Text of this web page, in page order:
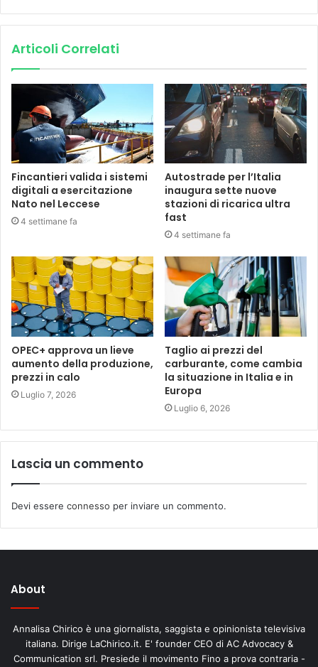
Articoli Correlati
Fincantieri valida i sistemi
digitali a esercitazione
Nato nel Leccese
4 settimane fa
Autostrade per l’Italia
inaugura sette nuove
stazioni di ricarica ultra
fast
4 settimane fa
OPEC+ approva un lieve
aumento della produzione,
prezzi in calo
Luglio 7, 2026
Taglio ai prezzi del
carburante, come cambia
la situazione in Italia e in
Europa
Luglio 6, 2026
Lascia un commento
Devi essere connesso per inviare un commento.
About
Annalisa Chirico è una giornalista, saggista e opinionista televisiva
italiana. Dirige LaChirico.it. E' founder CEO di AC Advocacy &
Communication srl. Presiede il movimento Fino a prova contraria -